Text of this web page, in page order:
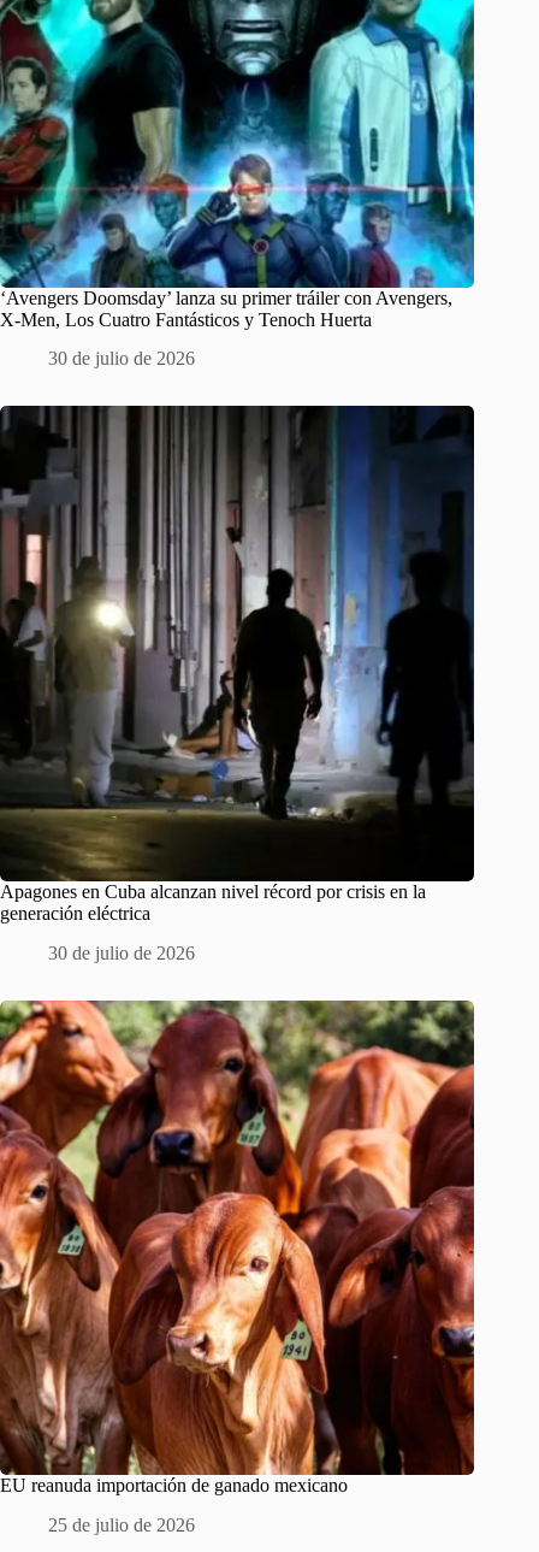
‘Avengers Doomsday’ lanza su primer tráiler con Avengers,
X-Men, Los Cuatro Fantásticos y Tenoch Huerta
30 de julio de 2026
Apagones en Cuba alcanzan nivel récord por crisis en la
generación eléctrica
30 de julio de 2026
EU reanuda importación de ganado mexicano
25 de julio de 2026